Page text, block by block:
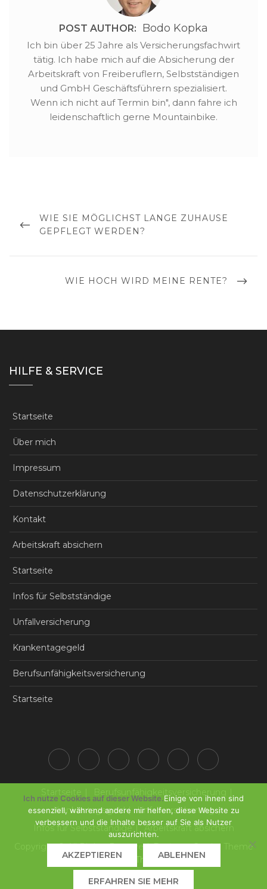
POST AUTHOR: Bodo Kopka
Ich bin über 25 Jahre als Versicherungsfachwirt
tätig. Ich habe mich auf die Absicherung der
Arbeitskraft von Freiberuflern, Selbstständigen
und GmbH Geschäftsführern spezialisiert.
Wenn ich nicht auf Termin bin", dann fahre ich
leidenschaftlich gerne Mountainbike.
PREVIOUS
POST
WIE SIE MÖGLICHST LANGE ZUHAUSE
GEPFLEGT WERDEN?
NEXT
WIE HOCH WIRD MEINE RENTE?
HILFE & SERVICE
Startseite
Über mich
Impressum
Datenschutzerklärung
Kontakt
Arbeitskraft absichern
Startseite
Infos für Selbstständige
Unfallversicherung
Krankentagegeld
Berufsunfähigkeitsversicherung
Startseite
Krankentagegeld
Unfallversicherung
Infos für Selbstständige
Arbeitskraft absichern
Copyright © All Rights Reserved. Business Gravity Theme
byKeon Themes
Ich nutze Cookies auf dieser Website.Einige von ihnen sind
essenziell, während andere mir helfen, diese Website zu
verbessern und die Inhalte besser auf Sie als Nutzer
auszurichten.
AKZEPTIEREN ABLEHNEN
ERFAHREN SIE MEHR